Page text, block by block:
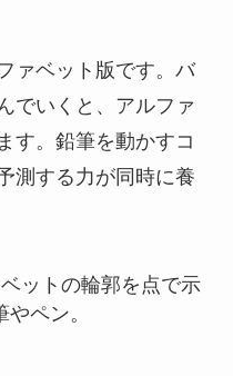
ァベット版です。バ
でいくと、アルファ
す。鉛筆を動かすコ
測する力が同時に養
ットの輪郭を点で示
ペン。